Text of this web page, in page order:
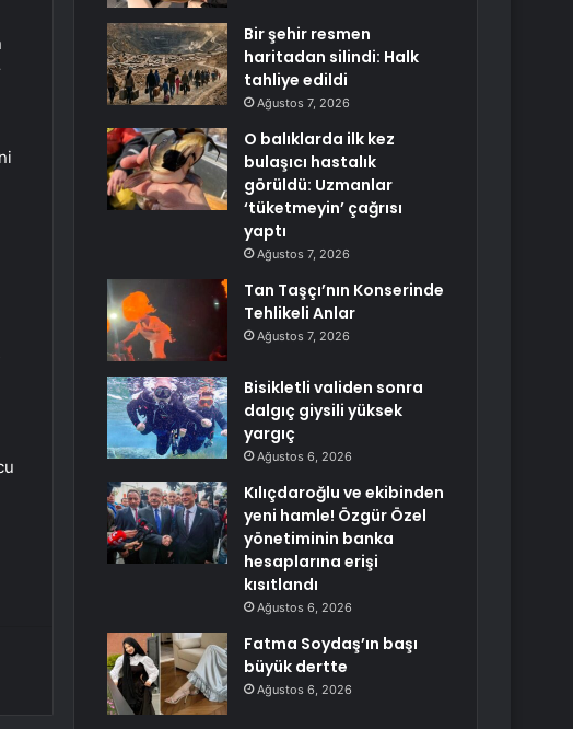
Bir şehir resmen
haritadan silindi: Halk
tahliye edildi
Ağustos 7, 2026
O balıklarda ilk kez
bulaşıcı hastalık
görüldü: Uzmanlar
‘tüketmeyin’ çağrısı
yaptı
Ağustos 7, 2026
Tan Taşçı’nın Konserinde
Tehlikeli Anlar
Ağustos 7, 2026
Bisikletli validen sonra
dalgıç giysili yüksek
yargıç
Ağustos 6, 2026
Kılıçdaroğlu ve ekibinden
yeni hamle! Özgür Özel
yönetiminin banka
hesaplarına erişi
kısıtlandı
Ağustos 6, 2026
Fatma Soydaş’ın başı
büyük dertte
Ağustos 6, 2026